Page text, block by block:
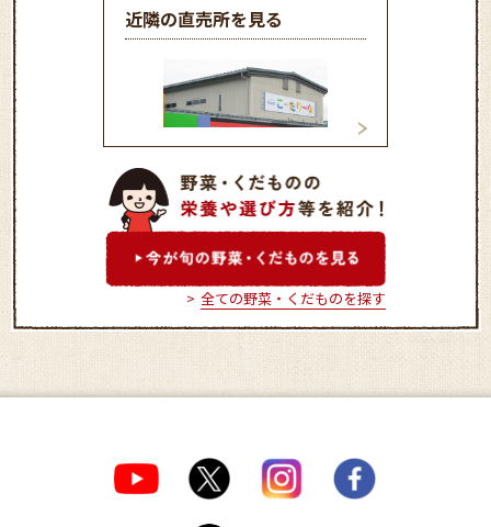
近隣の直売所を見る
ＪＡ大阪泉州農産物直売所
Rizumie こーたり～な
愛菜（あいさい
こ 【おかざき店
全ての野菜・くだものを探す